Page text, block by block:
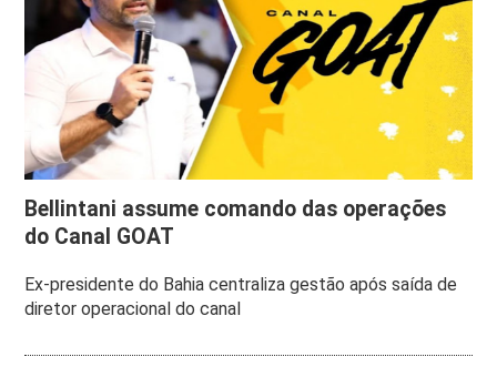
Bellintani assume comando das operações
do Canal GOAT
Ex-presidente do Bahia centraliza gestão após saída de
diretor operacional do canal